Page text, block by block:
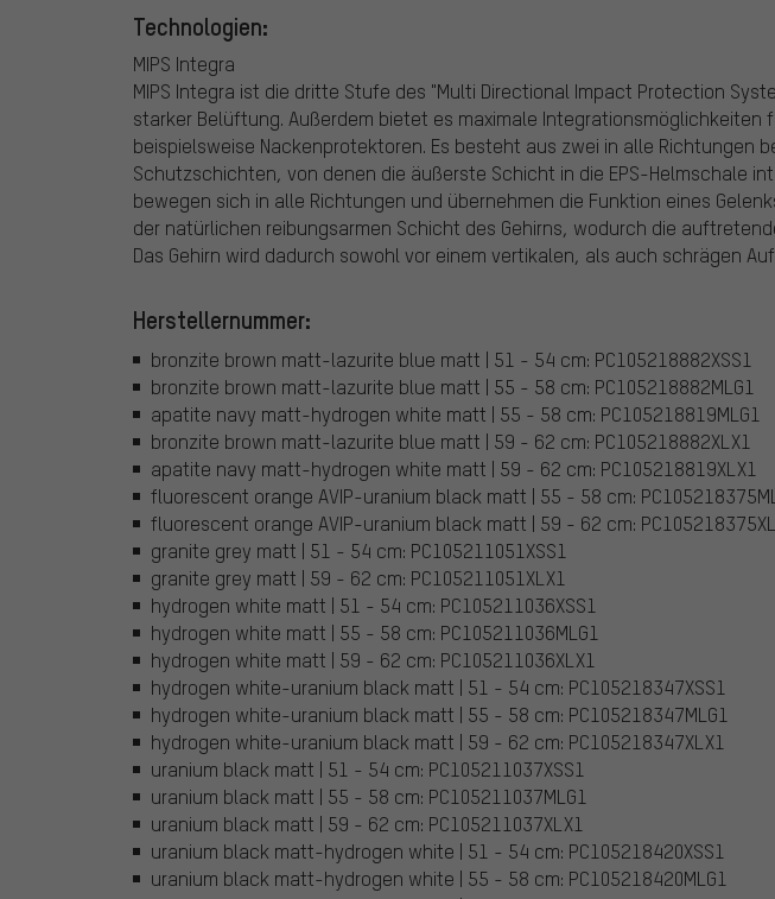
Technologien:
MIPS Integra
MIPS Integra ist die dritte Stufe des "Multi Directional Impact Protection
starker Belüftung. Außerdem bietet es maximale Integrationsmöglichkeiten
beispielsweise Nackenprotektoren. Es besteht aus zwei in alle Richtungen
Schutzschichten, von denen die äußerste Schicht in die EPS-Helmschale
bewegen sich in alle Richtungen und übernehmen die Funktion eines
der natürlichen reibungsarmen Schicht des Gehirns, wodurch die
Das Gehirn wird dadurch sowohl vor einem vertikalen, als auch schrägen
Herstellernummer:
bronzite brown matt-lazurite blue matt | 51 - 54 cm: PC105218882XSS1
bronzite brown matt-lazurite blue matt | 55 - 58 cm: PC105218882MLG1
apatite navy matt-hydrogen white matt | 55 - 58 cm: PC105218819MLG1
bronzite brown matt-lazurite blue matt | 59 - 62 cm: PC105218882XLX1
apatite navy matt-hydrogen white matt | 59 - 62 cm: PC105218819XLX1
fluorescent orange AVIP-uranium black matt | 55 - 58 cm:
fluorescent orange AVIP-uranium black matt | 59 - 62 cm:
granite grey matt | 51 - 54 cm: PC105211051XSS1
granite grey matt | 59 - 62 cm: PC105211051XLX1
hydrogen white matt | 51 - 54 cm: PC105211036XSS1
hydrogen white matt | 55 - 58 cm: PC105211036MLG1
hydrogen white matt | 59 - 62 cm: PC105211036XLX1
hydrogen white-uranium black matt | 51 - 54 cm: PC105218347XSS1
hydrogen white-uranium black matt | 55 - 58 cm: PC105218347MLG1
hydrogen white-uranium black matt | 59 - 62 cm: PC105218347XLX1
uranium black matt | 51 - 54 cm: PC105211037XSS1
uranium black matt | 55 - 58 cm: PC105211037MLG1
uranium black matt | 59 - 62 cm: PC105211037XLX1
uranium black matt-hydrogen white | 51 - 54 cm: PC105218420XSS1
uranium black matt-hydrogen white | 55 - 58 cm: PC105218420MLG1